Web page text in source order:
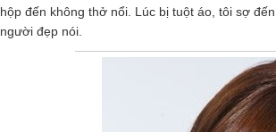
hộp đến không thở nổi. Lúc bị tuột áo, tôi sợ
người đẹp nói.